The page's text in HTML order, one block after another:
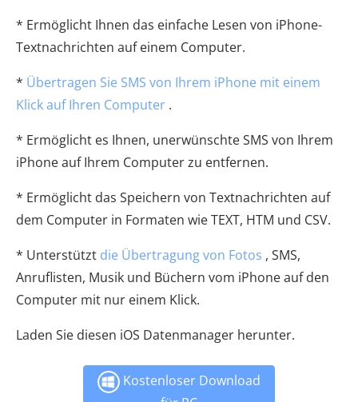
* Ermöglicht Ihnen das einfache Lesen von iPhone-
Textnachrichten auf einem Computer.
* Übertragen Sie SMS von Ihrem iPhone mit einem
Klick auf Ihren Computer .
* Ermöglicht es Ihnen, unerwünschte SMS von Ihrem
iPhone auf Ihrem Computer zu entfernen.
* Ermöglicht das Speichern von Textnachrichten auf
dem Computer in Formaten wie TEXT, HTM und CSV.
* Unterstützt die Übertragung von Fotos , SMS,
Anruflisten, Musik und Büchern vom iPhone auf den
Computer mit nur einem Klick.
Laden Sie diesen iOS Datenmanager herunter.
Kostenloser Download